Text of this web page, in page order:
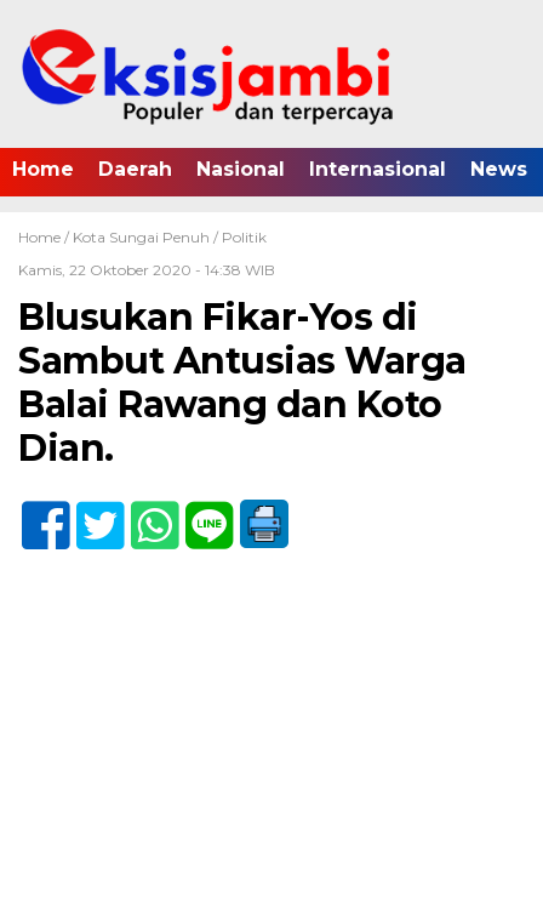
Home Daerah Nasional Internasional News
Home / Kota Sungai Penuh / Politik
Kamis, 22 Oktober 2020 - 14:38 WIB
Blusukan Fikar-Yos di
Sambut Antusias Warga
Balai Rawang dan Koto
Dian.